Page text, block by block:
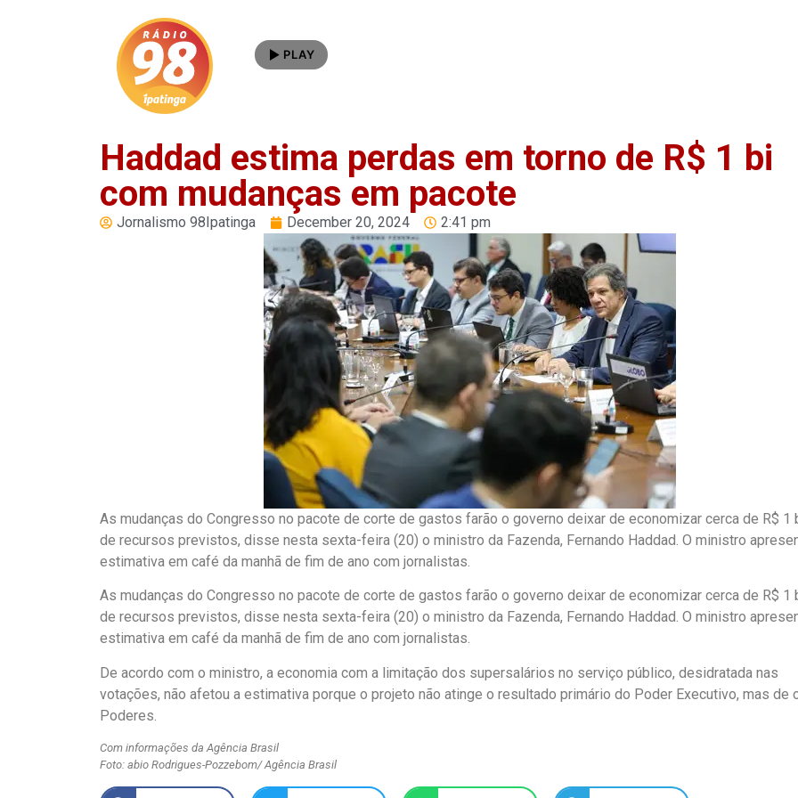
PLAY
Haddad estima perdas em torno de R$ 1 bi
com mudanças em pacote
Jornalismo 98Ipatinga December 20, 2024 2:41 pm
As mudanças do Congresso no pacote de corte de gastos farão o governo deixar de economizar cerca de R$ 1
de recursos previstos, disse nesta sexta-feira (20) o ministro da Fazenda, Fernando Haddad. O ministro
estimativa em café da manhã de fim de ano com jornalistas.
As mudanças do Congresso no pacote de corte de gastos farão o governo deixar de economizar cerca de R$ 1
de recursos previstos, disse nesta sexta-feira (20) o ministro da Fazenda, Fernando Haddad. O ministro
estimativa em café da manhã de fim de ano com jornalistas.
De acordo com o ministro, a economia com a limitação dos supersalários no serviço público, desidratada nas
votações, não afetou a estimativa porque o projeto não atinge o resultado primário do Poder Executivo, mas de
Poderes.
Com informações da Agência Brasil
Foto: abio Rodrigues-Pozzebom/ Agência Brasil